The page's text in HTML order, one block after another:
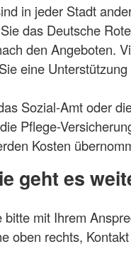
in jeder Stadt
das Deutsche
den Angeboten.
eine
Sozial-Amt oder
Pflege-
Kosten
geht es
bitte mit Ihrem
oben rechts,